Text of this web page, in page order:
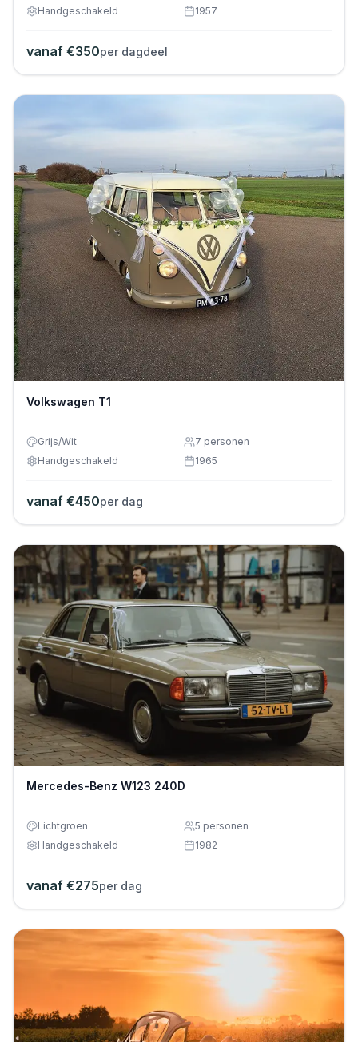
Handgeschakeld 1957
vanaf €350per dagdeel
Volkswagen T1
Grijs/Wit 7 personen
Handgeschakeld
1965
vanaf €450per dag
Mercedes-Benz W123 240D
Lichtgroen 5 personen
Handgeschakeld
1982
vanaf €275per dag